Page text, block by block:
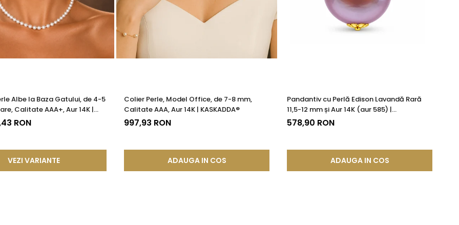
Albe la Baza Gatului, de 4-5
Calitate AAA+, Aur 14K |
RON
VEZI VARIANTE
Colier Perle, Model Office, de 7-8 mm,
Calitate AAA, Aur 14K | KASKADDA®
997,93 RON
ADAUGA IN COS
Pandantiv cu Perlă Edison Lavandă Rară
11,5-12 mm și Aur 14K (aur 585) |
KASKADDA®
578,90 RON
ADAUGA IN COS